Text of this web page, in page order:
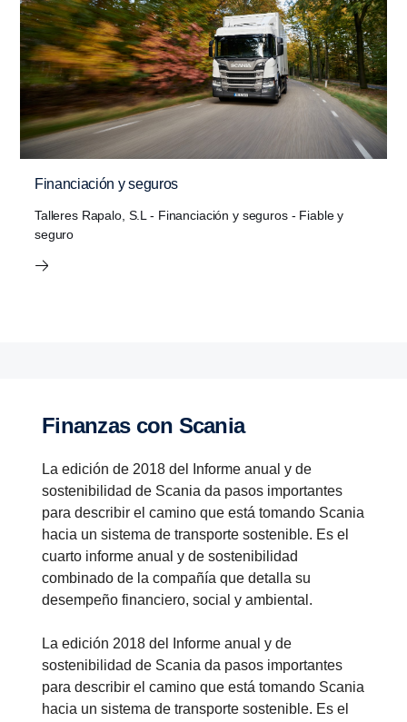
Financiación y seguros
Talleres Rapalo, S.L - Financiación y seguros - Fiable y
seguro
Finanzas con Scania
La edición de 2018 del Informe anual y de
sostenibilidad de Scania da pasos importantes
para describir el camino que está tomando Scania
hacia un sistema de transporte sostenible. Es el
cuarto informe anual y de sostenibilidad
combinado de la compañía que detalla su
desempeño financiero, social y ambiental.
La edición 2018 del Informe anual y de
sostenibilidad de Scania da pasos importantes
para describir el camino que está tomando Scania
hacia un sistema de transporte sostenible. Es el